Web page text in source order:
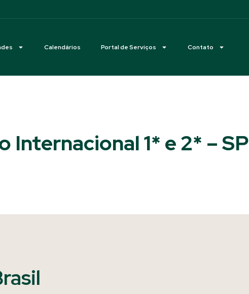
Calendários Portal de Serviços Contato
Internacional 1* e 2* – SP